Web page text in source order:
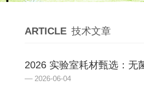
ARTICLE 技术文章
2026 实验室耗材甄选：无
2026-06-04